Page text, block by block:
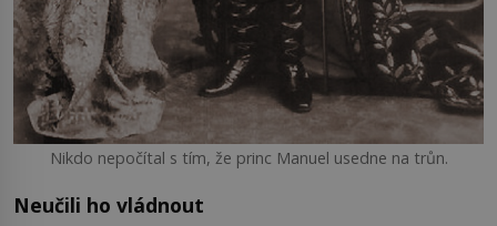
Nikdo nepočítal s tím, že princ Manuel usedne na trůn.
Neučili ho vládnout